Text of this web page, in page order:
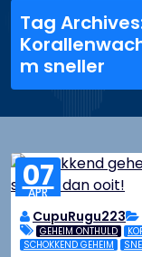
Tag
m sneller
07
APR
CupuRugu223
GEHEIM ONTHULD
SCHOKKEND GEHEIM